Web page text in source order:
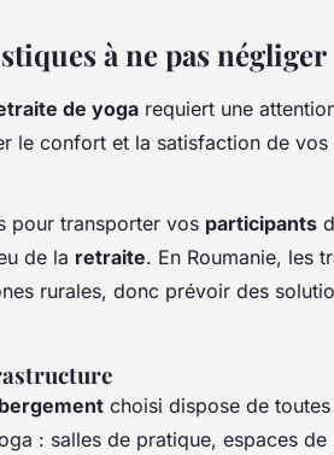
à ne pas négliger
de yoga requiert une
le confort et la satisfaction de vos
pour transporter vos participants
de la retraite. En Roumanie, les
rurales, donc prévoir des
choisi dispose de
: salles de pratique, espaces